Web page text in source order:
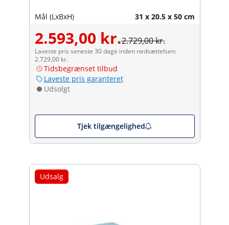
Mål (LxBxH) 31 x 20.5 x 50 cm
2.593,00 kr.2.729,00 kr.
Laveste pris seneste 30 dage inden nedsættelsen:
2.729,00 kr.
Tidsbegrænset tilbud
Laveste pris garanteret
Udsolgt
Tjek tilgængelighed
Udsalg